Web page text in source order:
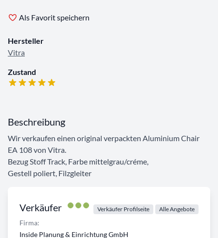
Als Favorit speichern
Hersteller
Vitra
Zustand
Verkäufer Verkäufer Profilseite Alle Angebote
Firma:
Inside Planung & Einrichtung GmbH
Beschreibung
Wir verkaufen einen original verpackten Aluminium Chair
EA 108 von Vitra.
Bezug Stoff Track, Farbe mittelgrau/créme,
Gestell poliert, Filzgleiter